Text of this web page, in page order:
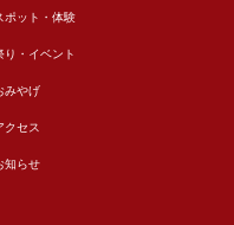
ポット・体験
り・イベント
みやげ
クセス
知らせ